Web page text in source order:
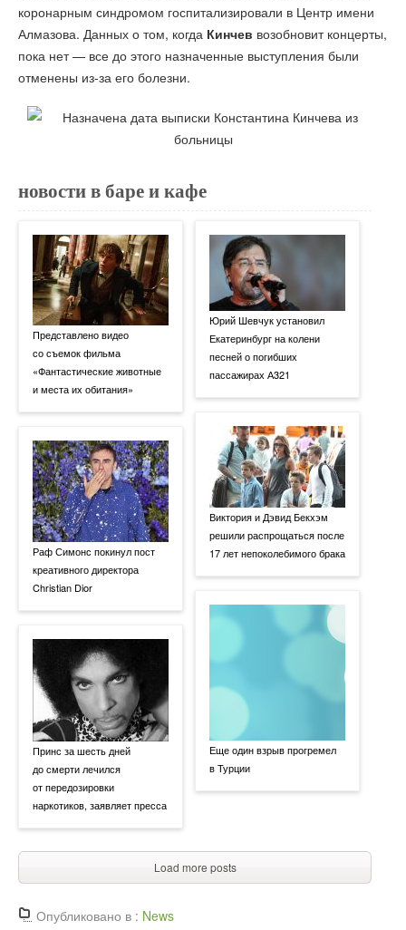
коронарным синдромом госпитализировали в Центр имени
Алмазова. Данных о том, когда Кинчев возобновит концерты,
пока нет — все до этого назначенные выступления были
отменены из-за его болезни.
новости в баре и кафе
Представлено видео
со съемок фильма
«Фантастические животные
и места их обитания»
Раф Симонс покинул пост
креативного директора
Christian Dior
Принс за шесть дней
до смерти лечился
от передозировки
наркотиков, заявляет пресса
Юрий Шевчук установил
Екатеринбург на колени
песней о погибших
пассажирах А321
Виктория и Дэвид Бекхэм
решили распрощаться после
17 лет непоколебимого брака
Еще один взрыв прогремел
в Турции
Load more posts
Опубликовано в : News